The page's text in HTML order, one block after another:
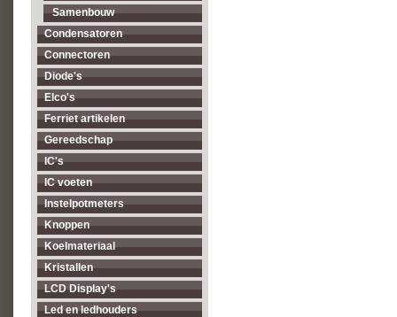
Samenbouw
Condensatoren
Connectoren
Diode's
Elco's
Ferriet artikelen
Gereedschap
IC's
IC voeten
Instelpotmeters
Knoppen
Koelmateriaal
Kristallen
LCD Display's
Led en ledhouders